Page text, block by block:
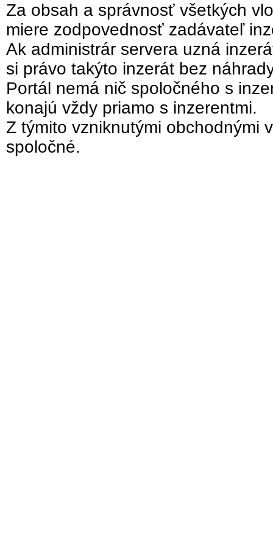
Za obsah a správnosť všetkých
miere zodpovednosť zadávateľ
Ak administrár servera uzná
si právo takýto inzerát bez
Portál nemá nič spoločného s
konajú vždy priamo s inzerentmi.
Z týmito vzniknutými obchodnými
spoločné.